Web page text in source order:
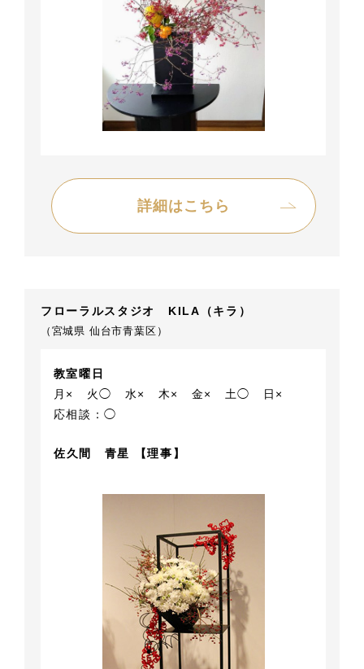
詳細はこちら
フローラルスタジオ KILA（キラ）
（宮城県 仙台市青葉区）
教室曜日
月×
火◯ 水× 木× 金× 土◯
日×
応相談：◯
佐久間 青星 【理事】